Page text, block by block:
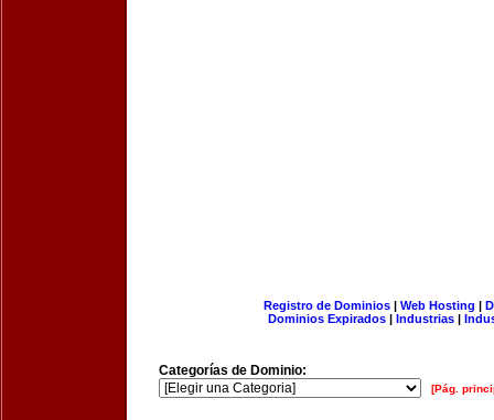
Registro de Dominios| Web Hosting |
Dominios Expirados | Industrias |
Categorías de Dominio:
[Pág.